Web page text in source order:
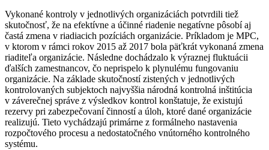
Vykonané kontroly v jednotlivých organizáciách potvrdili tiež
skutočnosť, že na efektívne a účinné riadenie negatívne pôsobí aj
častá zmena v riadiacich pozíciách organizácie. Príkladom je MPC,
v ktorom v rámci rokov 2015 až 2017 bola päťkrát vykonaná zmena
riaditeľa organizácie. Následne dochádzalo k výraznej fluktuácii
ďalších zamestnancov, čo neprispelo k plynulému fungovaniu
organizácie. Na základe skutočností zistených v jednotlivých
kontrolovaných subjektoch najvyššia národná kontrolná inštitúcia
v záverečnej správe z výsledkov kontrol konštatuje, že existujú
rezervy pri zabezpečovaní činností a úloh, ktoré dané organizácie
realizujú. Tieto vychádzajú primárne z formálneho nastavenia
rozpočtového procesu a nedostatočného vnútorného kontrolného
systému.